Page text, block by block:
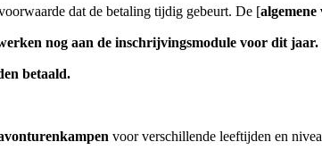
dat de betaling tijdig gebeurt. De [
nog aan de inschrijvingsmodule voor dit jaar.
betaald.
voor verschillende leeftijden en